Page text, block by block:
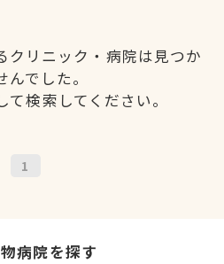
クリニック・病院は見つか
んでした。
検索してください。
1
病院を探す